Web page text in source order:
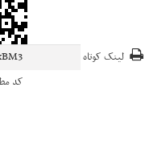
لینک کوتاه
کد